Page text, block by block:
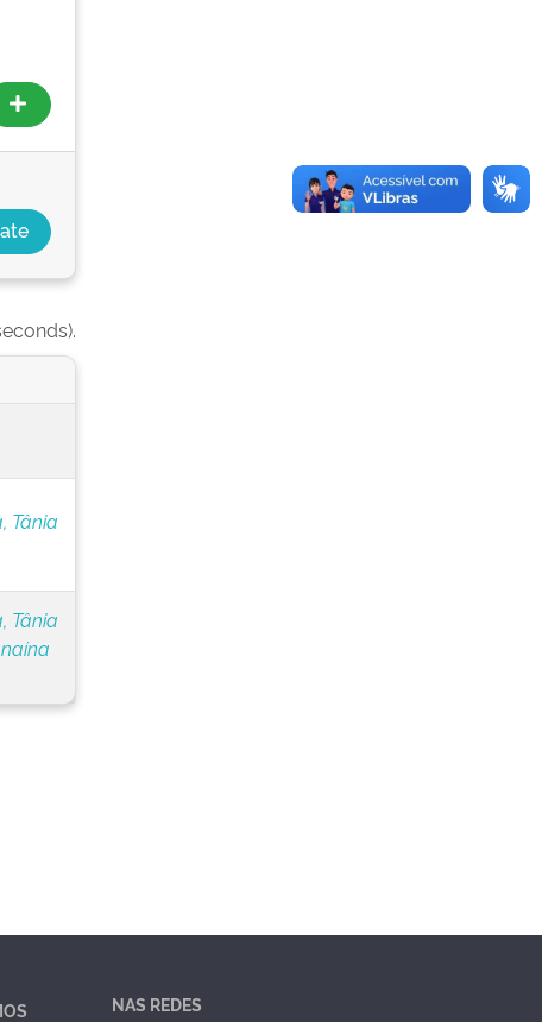
Tânia
Tânia
NAS REDES